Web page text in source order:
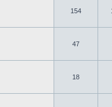
154
47
18